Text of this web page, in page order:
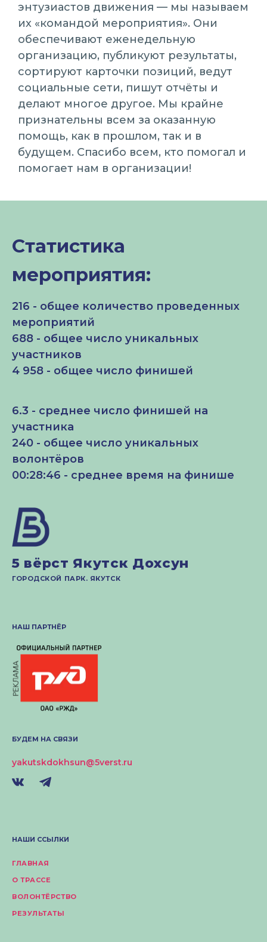
энтузиастов движения — мы называем
их «командой мероприятия». Они
обеспечивают еженедельную
организацию, публикуют результаты,
сортируют карточки позиций, ведут
социальные сети, пишут отчёты и
делают многое другое. Мы крайне
признательны всем за оказанную
помощь, как в прошлом, так и в
будущем. Спасибо всем, кто помогал и
помогает нам в организации!
Статистика
мероприятия:
216 - общее количество проведенных
мероприятий
688 - общее число уникальных
участников
4 958 - общее число финишей
6.3 - среднее число финишей на
участника
240 - общее число уникальных
волонтёров
00:28:46 - среднее время на финише
5 вёрст Якутск Дохсун
ГОРОДСКОЙ ПАРК. ЯКУТСК
НАШ ПАРТНЁР
НАШИ ССЫЛКИ
ГЛАВНАЯ
О ТРАССЕ
ВОЛОНТЁРСТВО
РЕЗУЛЬТАТЫ
БУДЕМ НА СВЯЗИ
yakutskdokhsun@5verst.ru